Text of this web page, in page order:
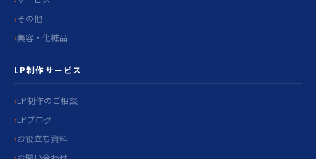
その他
美容・化粧品
LP制作サービス
LP制作のご相談
LPブログ
お役立ち資料